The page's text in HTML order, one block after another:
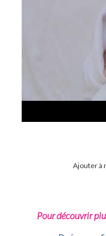
Ajouter à
Pour découvrir